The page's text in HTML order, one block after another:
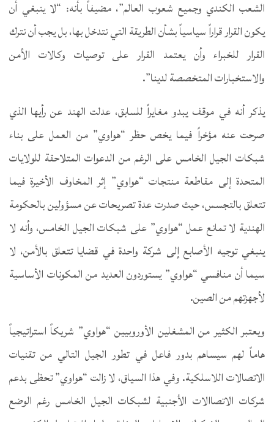
الشعب الكندي وجميع شعوب العالم”، مضيفاً بأنه: “لا ينبغي أن
يكون القرار قراراً سياسياً بشأن الطريقة التي نتدخل بها، بل يجب أن نترك
القرار للخبراء وأن يعتمد القرار على توصيات وكالات الأمن
والاستخبارات المتخصصة لدينا”.
يذكر أنه في موقف يبدو مغايراً للسابق، عدلت الهند عن رأيها الذي
صرحت عنه مؤخراً فيما يخص حظر “هواوي” من العمل على بناء
شبكات الجيل الخامس على الرغم من الدعوات المتلاحقة للولايات
المتحدة إلى مقاطعة منتجات “هواوي” إثر المخاوف الأخيرة فيما
تتعلق بالتجسس، حيث صدرت عدة تصريحات عن مسؤولين بالحكومة
الهندية لا تمانع عمل “هواوي” على شبكات الجيل الخامس، وأنه لا
ينبغي توجيه الأصابع إلى شركة واحدة في قضايا تتعلق بالأمن، لا
سيما أن منافسي “هواوي” يستوردون العديد من المكونات الأساسية
لأجهزتهم من الصين.
ويعتبر الكثير من المشغلين الأوروبيين “هواوي” شريكاً استراتيجياً
هاماً لهم سيساهم بدور فاعل في تطور الجيل التالي من تقنيات
الاتصالات اللاسلكية. وفي هذا السياق، لا زالت “هواوي” تحظى بدعم
شركات الاتصاالات الأجنبية لشبكات الجيل الخامس رغم الوضع